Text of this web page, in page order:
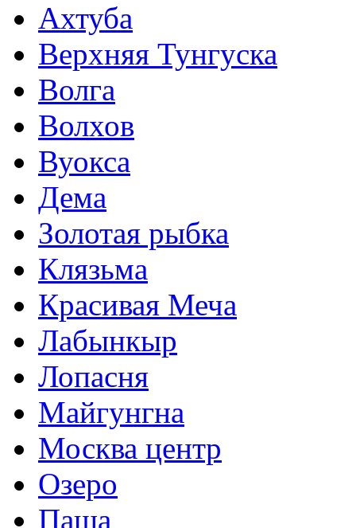
Ахтуба
Верхняя Тунгуска
Волга
Волхов
Вуокса
Дема
Золотая рыбка
Клязьма
Красивая Меча
Лабынкыр
Лопасня
Майгунгна
Москва центр
Озеро
Паша